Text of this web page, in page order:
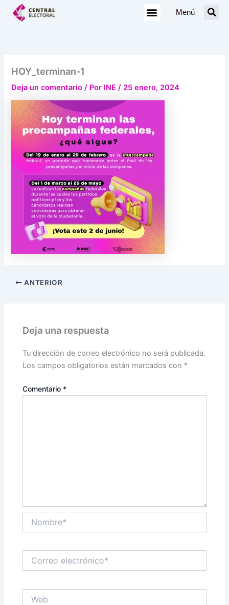
Menú
HOY_terminan-1
Deja un comentario / Por INE/ 25 enero, 2024
ANTERIOR
Deja una respuesta
Tu dirección de correo electrónico no será publicada.
Los campos obligatorios están marcados con *
Comentario *
electrónico*